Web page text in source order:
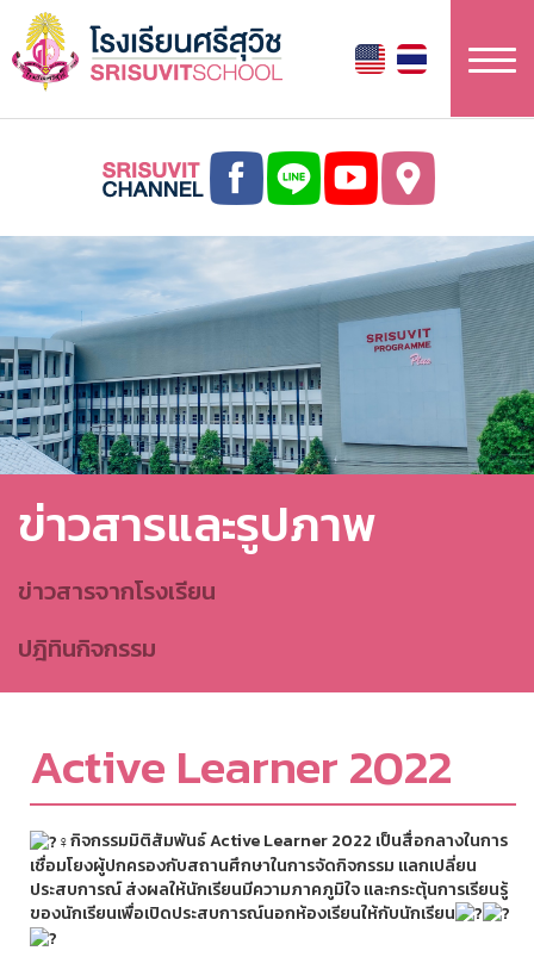
ยัง
เนื้อหา
ข่าวสารและรูปภาพ
ข่าวสารจากโรงเรียน
ปฎิทินกิจกรรม
Active Learner 2022
กิจกรรมมิติสัมพันธ์ Active Learner 2022 เป็นสื่อกลางในการ
เชื่อมโยงผู้ปกครองกับสถานศึกษาในการจัดกิจกรรม แลกเปลี่ยน
ประสบการณ์ ส่งผลให้นักเรียนมีความภาคภูมิใจ และกระตุ้นการเรียนรู้
ของนักเรียนเพื่อเปิดประสบการณ์นอกห้องเรียนให้กับนักเรียน